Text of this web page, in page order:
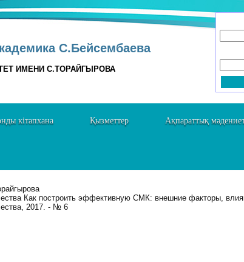
С.Бейсембаева
ИМЕНИ С.ТОРАЙГЫРОВА
кітапхана Қызметтер Ақпараттық
Как построить эффективную СМК: внешние факторы,
2017. - № 6